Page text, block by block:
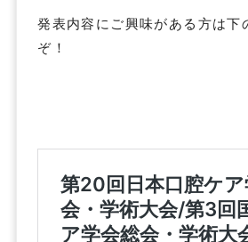
発表内容にご興味がある方は下
ぞ！